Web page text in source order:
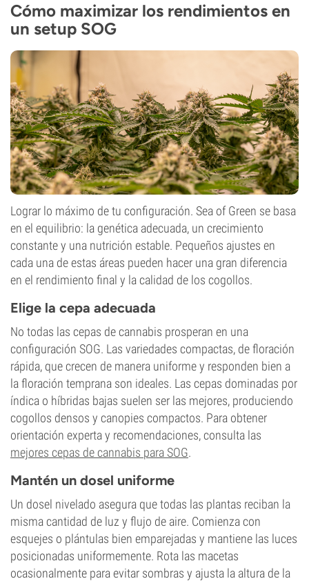
Cómo maximizar los rendimientos en
un setup SOG
Lograr lo máximo de tu configuración. Sea of Green se basa
en el equilibrio: la genética adecuada, un crecimiento
constante y una nutrición estable. Pequeños ajustes en
cada una de estas áreas pueden hacer una gran diferencia
en el rendimiento final y la calidad de los cogollos.
Elige la cepa adecuada
No todas las cepas de cannabis prosperan en una
configuración SOG. Las variedades compactas, de floración
rápida, que crecen de manera uniforme y responden bien a
la floración temprana son ideales. Las cepas dominadas por
índica o híbridas bajas suelen ser las mejores, produciendo
cogollos densos y canopies compactos. Para obtener
orientación experta y recomendaciones, consulta las
mejores cepas de cannabis para SOG.
Mantén un dosel uniforme
Un dosel nivelado asegura que todas las plantas reciban la
misma cantidad de luz y flujo de aire. Comienza con
esquejes o plántulas bien emparejadas y mantiene las luces
posicionadas uniformemente. Rota las macetas
ocasionalmente para evitar sombras y ajusta la altura de la